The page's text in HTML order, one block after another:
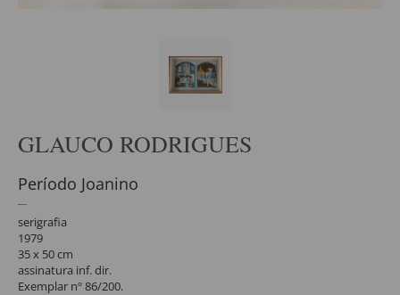
GLAUCO RODRIGUES
Período Joanino
serigrafia
1979
35 x 50 cm
assinatura inf. dir.
Exemplar nº 86/200.